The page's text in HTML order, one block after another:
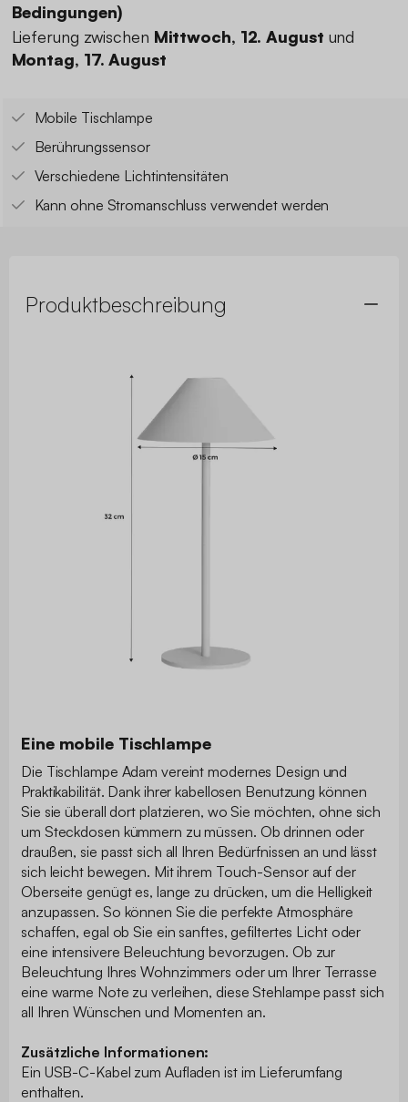
Bedingungen)
Lieferung zwischen Mittwoch, 12. August und
Montag, 17. August
Mobile Tischlampe
Berührungssensor
Verschiedene Lichtintensitäten
Kann ohne Stromanschluss verwendet werden
Produktbeschreibung
Eine mobile Tischlampe
Die Tischlampe Adam vereint modernes Design und
Praktikabilität. Dank ihrer kabellosen Benutzung können
Sie sie überall dort platzieren, wo Sie möchten, ohne sich
um Steckdosen kümmern zu müssen. Ob drinnen oder
draußen, sie passt sich all Ihren Bedürfnissen an und lässt
sich leicht bewegen. Mit ihrem Touch-Sensor auf der
Oberseite genügt es, lange zu drücken, um die Helligkeit
anzupassen. So können Sie die perfekte Atmosphäre
schaffen, egal ob Sie ein sanftes, gefiltertes Licht oder
eine intensivere Beleuchtung bevorzugen. Ob zur
Beleuchtung Ihres Wohnzimmers oder um Ihrer Terrasse
eine warme Note zu verleihen, diese Stehlampe passt sich
all Ihren Wünschen und Momenten an.
Zusätzliche Informationen:
Ein USB-C-Kabel zum Aufladen ist im Lieferumfang
enthalten.